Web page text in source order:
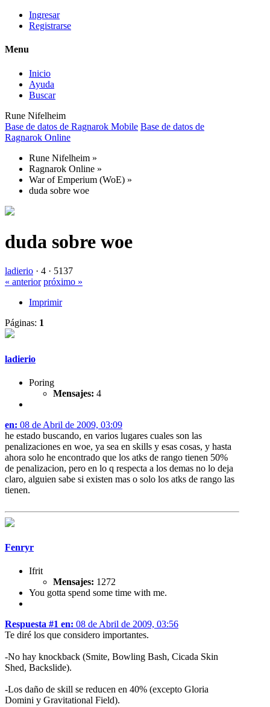
Ingresar
Registrarse
Menu
Inicio
Ayuda
Buscar
Rune Nifelheim
Base de datos de Ragnarok Mobile Base de datos de
Ragnarok Online
Rune Nifelheim »
Ragnarok Online »
War of Emperium (WoE) »
duda sobre woe
duda sobre woe
ladierio · 4 · 5137
« anterior próximo »
Imprimir
Páginas: 1
ladierio
Poring
Mensajes: 4
en: 08 de Abril de 2009, 03:09
he estado buscando, en varios lugares cuales son las
penalizaciones en woe, ya sea en skills y esas cosas, y hasta
ahora solo he encontrado que los atks de rango tienen 50%
de penalizacion, pero en lo q respecta a los demas no lo deja
claro, alguien sabe si existen mas o solo los atks de rango las
tienen.
Fenryr
Ifrit
Mensajes: 1272
You gotta spend some time with me.
Respuesta #1 en: 08 de Abril de 2009, 03:56
Te diré los que considero importantes.
-No hay knockback (Smite, Bowling Bash, Cicada Skin
Shed, Backslide).
-Los daño de skill se reducen en 40% (excepto Gloria
Domini y Gravitational Field).